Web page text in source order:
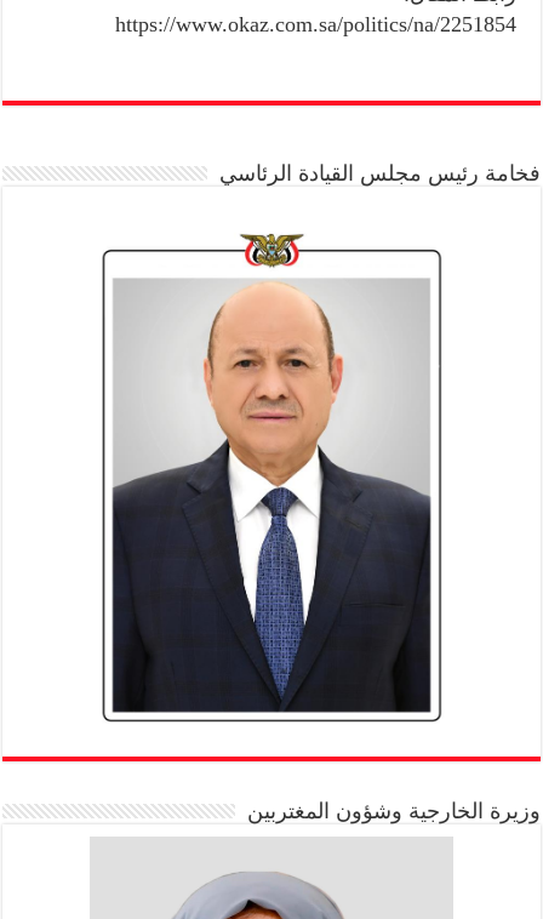
https://www.okaz.com.sa/politics/na/2251854
فخامة رئيس مجلس القيادة الرئاسي
وزيرة الخارجية وشؤون المغتربين